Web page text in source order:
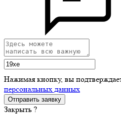
Нажимая кнопку, вы
персональных данных
Закрыть ?